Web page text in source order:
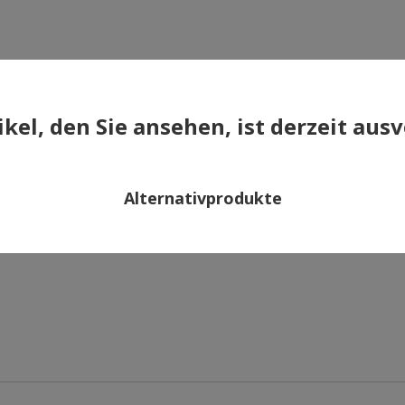
den Sie ansehen, ist derzeit
Alternativprodukte